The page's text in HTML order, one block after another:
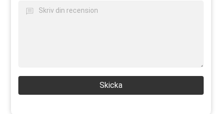
Skicka